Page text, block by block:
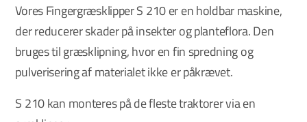
Vores Fingergræsklipper S 210 er en holdbar maskine,
der reducerer skader på insekter og planteflora. Den
bruges til græsklipning, hvor en fin spredning og
pulverisering af materialet ikke er påkrævet.
S 210 kan monteres på de fleste traktorer via en